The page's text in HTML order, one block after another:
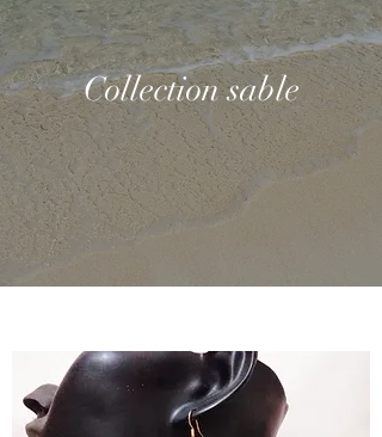
Collection sable